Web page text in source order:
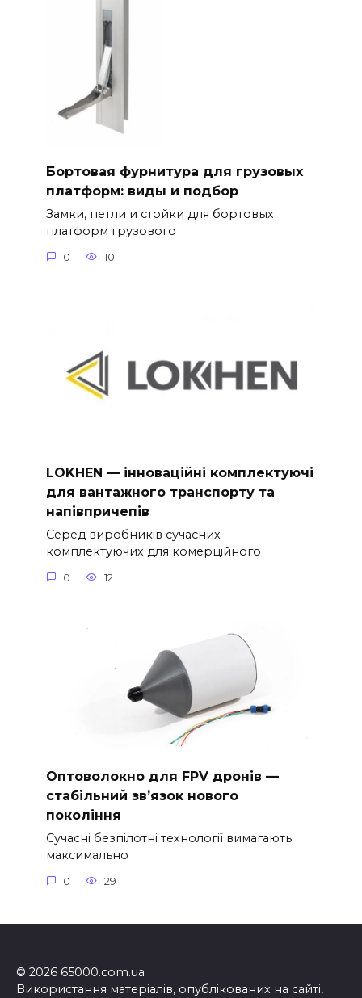
Бортовая фурнитура для грузовых
платформ: виды и подбор
Замки, петли и стойки для бортовых
платформ грузового
0 10
LOKHEN — інноваційні комплектуючі
для вантажного транспорту та
напівпричепів
Серед виробників сучасних
комплектуючих для комерційного
0 12
Оптоволокно для FPV дронів —
стабільний зв’язок нового
покоління
Сучасні безпілотні технології вимагають
максимально
0 29
© 2026 65000.com.ua
Використання матеріалів, опублікованих на сайті,